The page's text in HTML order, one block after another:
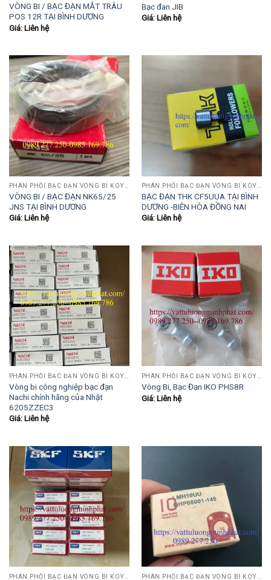
VÒNG BI / BẠC ĐẠN MẮT TRÂU
POS 12R TẠI BÌNH DƯƠNG
Giá: Liên hệ
Bạc đan JIB
Giá: Liên hệ
PHÂN PHỐI BẠC ĐẠN VÒNG BI KOYO,NSK,SKF,ASHAHI,JIB,FBJ,SAMICK.....
VÒNG BI / BẠC ĐẠN NK65/25
JNS TẠI BÌNH DƯƠNG
Giá: Liên hệ
PHÂN PHỐI BẠC ĐẠN VÒNG BI KOYO,NSK,SKF,ASHAHI,JIB,FBJ,SAMICK.....
BẠC ĐẠN THK CF5UUA TẠI BÌNH
DƯƠNG -BIÊN HÒA ĐỒNG NAI
Giá: Liên hệ
Vòng bi công nghiệp bạc đạn
Nachi chính hãng của Nhật
6205ZZEC3
Giá: Liên hệ
Vòng Bi, Bạc Đạn IKO PHS8R
Giá: Liên hệ